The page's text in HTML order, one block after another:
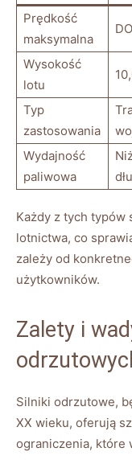
Prędkość
maksymalna
Wysokość
lotu
Typ
zastosowania
Wydajność
paliwowa
Każdy ‌z ‌tych‍ typów
‌lotnictwa,⁢ co
zależy od
użytkowników.
Zalety i
Silniki odrzutowe,
XX wieku, oferują⁤
‌ograniczenia, które